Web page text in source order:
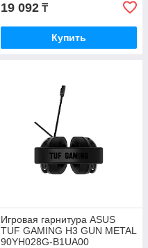
19 092 ₸
Купить
Игровая гарнитура ASUS
TUF GAMING H3 GUN METAL
90YH028G-B1UA00